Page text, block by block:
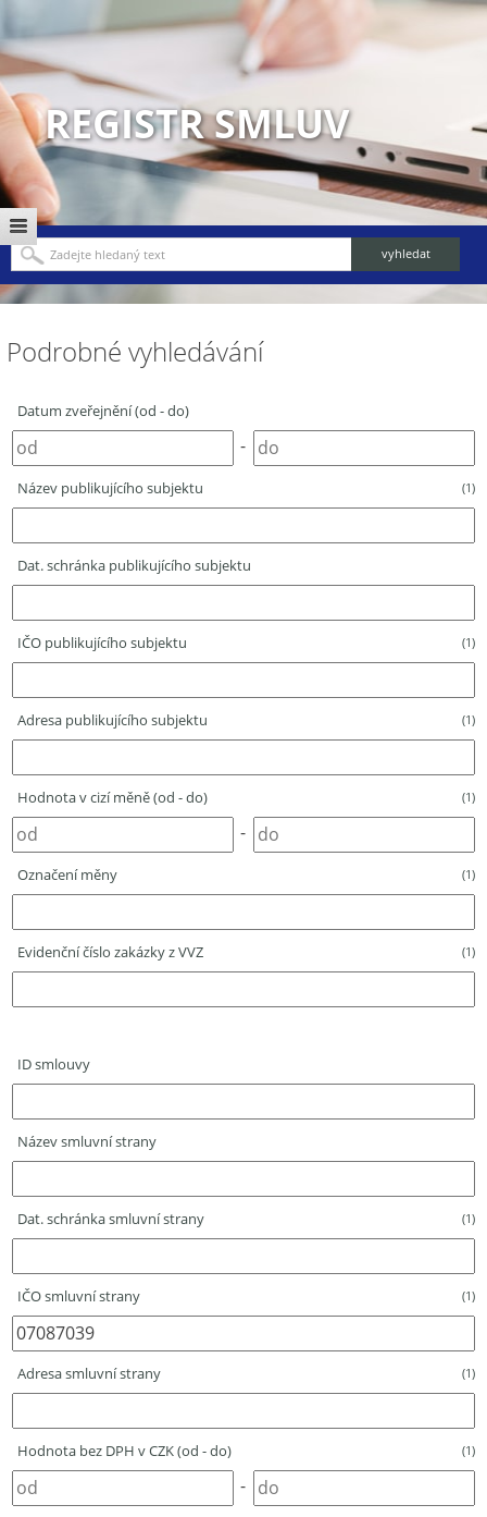
REGISTR SMLUV
Podrobné vyhledávání
Datum zveřejnění (od - do)
-
Název publikujícího subjektu (1)
Dat. schránka publikujícího subjektu
IČO publikujícího subjektu (1)
Adresa publikujícího subjektu (1)
Hodnota v cizí měně (od - do) (1)
-
Označení měny (1)
Evidenční číslo zakázky z VVZ (1)
ID smlouvy
Název smluvní strany
Dat. schránka smluvní strany (1)
IČO smluvní strany (1)
Adresa smluvní strany (1)
Hodnota bez DPH v CZK (od - do) (1)
-